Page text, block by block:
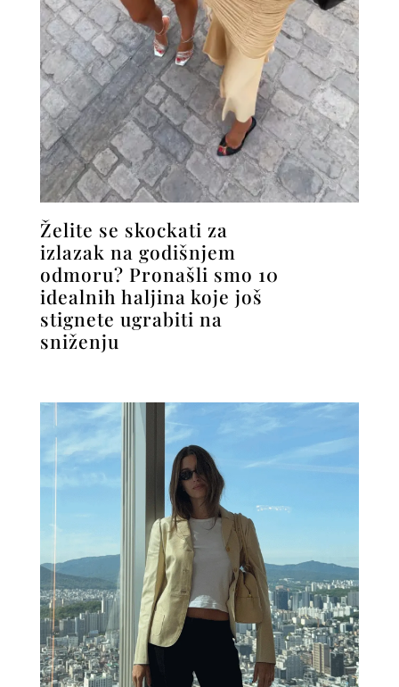
Želite se skockati za
izlazak na godišnjem
odmoru? Pronašli smo 10
idealnih haljina koje još
stignete ugrabiti na
sniženju